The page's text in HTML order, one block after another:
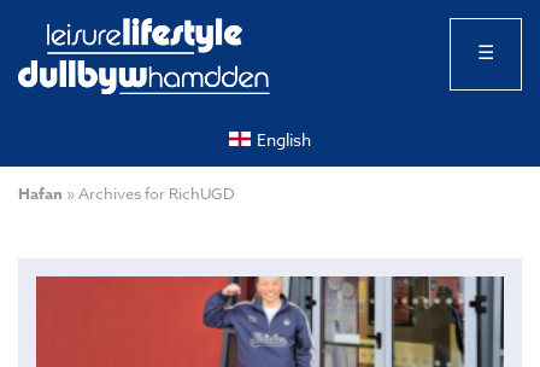
☰
English
Hafan » Archives for RichUGD